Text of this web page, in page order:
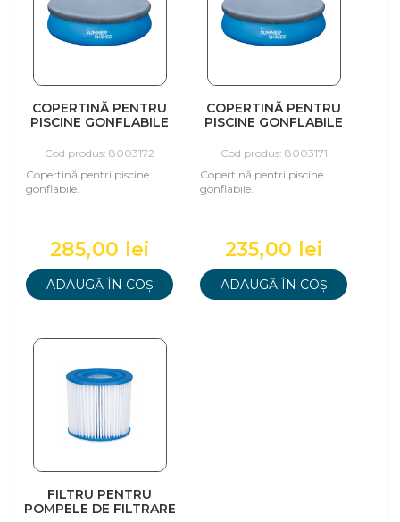
COPERTINĂ PENTRU
PISCINE GONFLABILE
Cod produs: 8003172
Copertină pentri piscine
gonflabile.
285,00 lei
ADAUGĂ ÎN COȘ
COPERTINĂ PENTRU
PISCINE GONFLABILE
Cod produs: 8003171
Copertină pentri piscine
gonflabile.
235,00 lei
ADAUGĂ ÎN COȘ
FILTRU PENTRU
POMPELE DE FILTRARE